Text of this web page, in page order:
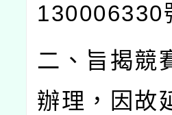
130006330
二、旨揭競
辦理，因故